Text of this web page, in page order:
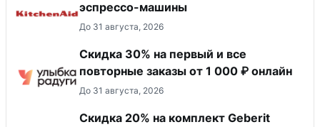
эспрессо-машины
До 31 августа, 2026
Скидка 30% на первый и все
повторные заказы от 1 000 ₽ онлайн
До 31 августа, 2026
Скидка 20% на комплект Geberit